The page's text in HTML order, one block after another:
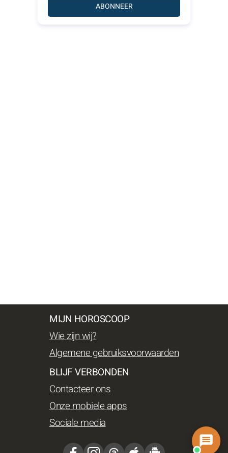
ABONNEER
MIJN HOROSCOOP
Wie zijn wij?
Algemene gebruiksvoorwaarden
BLIJF VERBONDEN
Contacteer ons
Onze mobiele apps
Sociale media